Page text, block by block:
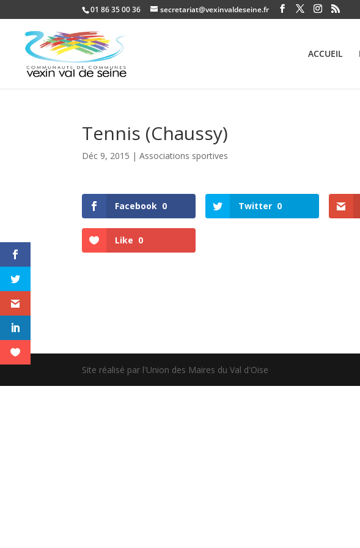
01 86 35 00 36 secretariat@vexinvaldeseine.fr
ACCUEIL
Tennis (Chaussy)
Déc 9, 2015 |Associations sportives
Facebook 0 Twitter 0
Like 0
Site réalisé par l'Union des Maires du Val d'Oise